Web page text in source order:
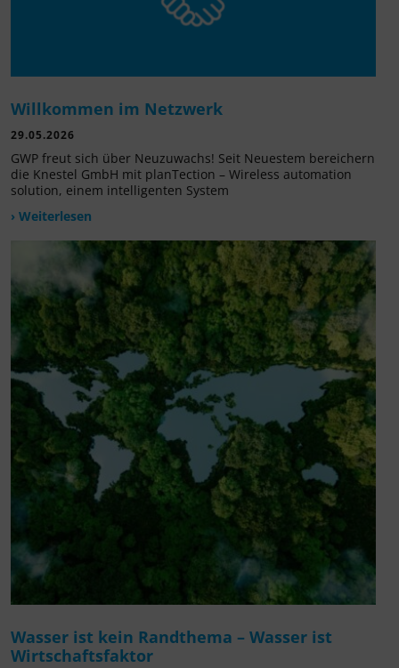
Willkommen im Netzwerk
29.05.2026
GWP freut sich über Neuzuwachs! Seit Neuestem bereichern
die Knestel GmbH mit planTection – Wireless automation
solution, einem intelligenten System
› Weiterlesen
Wasser ist kein Randthema – Wasser ist
Wirtschaftsfaktor